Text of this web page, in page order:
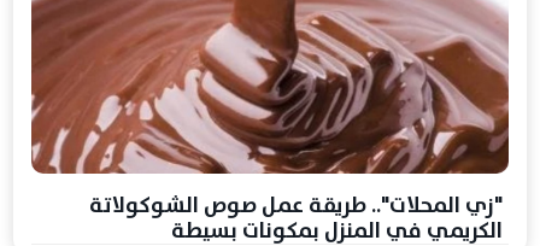
"زي المحلات".. طريقة عمل صوص الشوكولاتة
الكريمي في المنزل بمكونات بسيطة